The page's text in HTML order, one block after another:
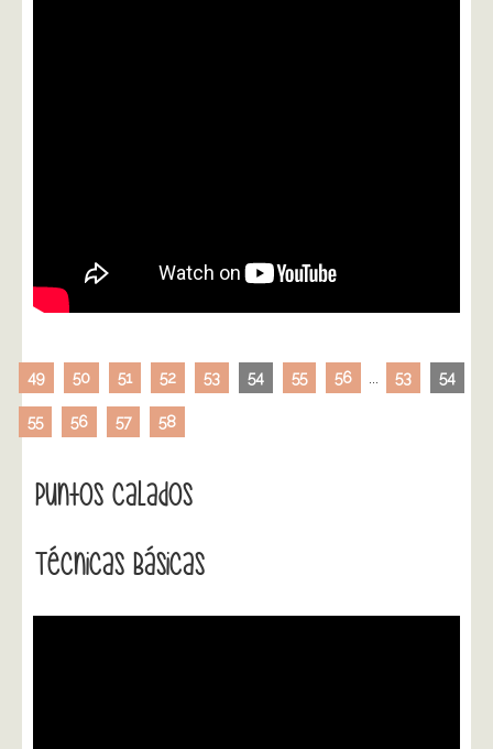
49 50 51 52 53 54 55 56 53 54
55 56 57 58
Puntos Calados
Técnicas Básicas